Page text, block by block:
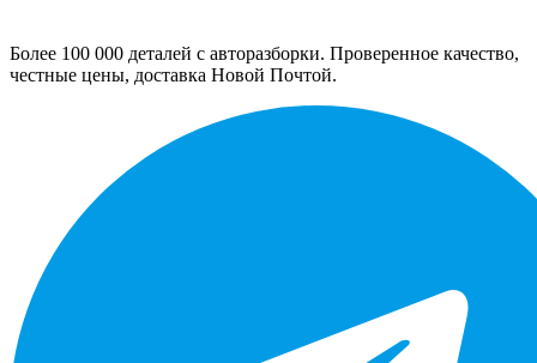
Более 100 000 деталей с авторазборки. Проверенное качество,
честные цены, доставка Новой Почтой.